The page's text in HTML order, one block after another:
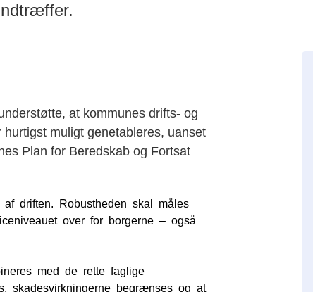
at kommunes drifts- og
muligt genetableres, uanset
Plan for Beredskab og Fortsat
driften. Robustheden skal måles
over for borgerne – også
med de rette faglige
skadesvirkningerne begrænses og at